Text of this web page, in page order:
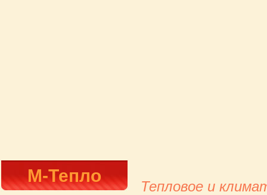
М-Тепло
Тепловое и